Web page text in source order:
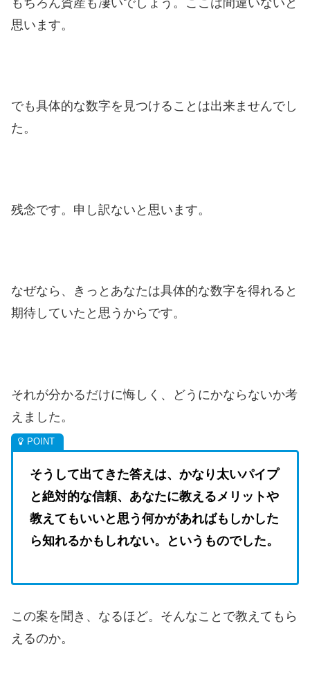
思います。
でも具体的な数字を見つけることは出来ませんでし
た。
残念です。申し訳ないと思います。
なぜなら、きっとあなたは具体的な数字を得れると
期待していたと思うからです。
それが分かるだけに悔しく、どうにかならないか考
えました。
そうして出てきた答えは、かなり太いパイプ
と絶対的な信頼、あなたに教えるメリットや
教えてもいいと思う何かがあればもしかした
ら知れるかもしれない。というものでした。
この案を聞き、なるほど。そんなことで教えてもら
えるのか。